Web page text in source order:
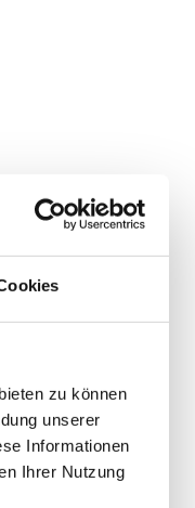
zu können
unserer
Informationen
Ihrer Nutzung